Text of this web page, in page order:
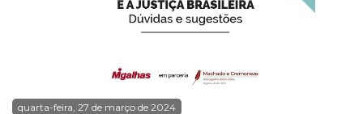
quarta-feira, 27 de março de 2024